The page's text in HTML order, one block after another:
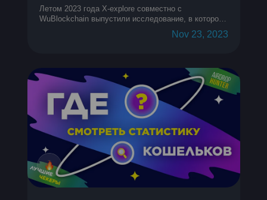
Летом 2023 года X-explore совместно с
WuBlockchain выпустили исследование, в котором
собрали и проанализировали кучу информации о
средней прибыли с аирдропов на кошелек уNov 23, 2023